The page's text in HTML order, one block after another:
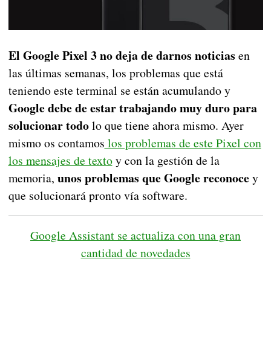
El Google Pixel 3 no deja de darnos noticias en
las últimas semanas, los problemas que está
teniendo este terminal se están acumulando y
Google debe de estar trabajando muy duro para
solucionar todolo que tiene ahora mismo. Ayer
mismo os contamos los problemas de este Pixel con
los mensajes de textoy con la gestión de la
memoria, unos problemas que Google reconocey
que solucionará pronto vía software.
Google Assistant se actualiza con una gran
cantidad de novedades